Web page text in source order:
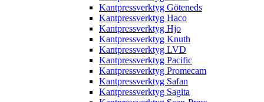
Kantpressverktyg Göteneds
Kantpressverktyg Haco
Kantpressverktyg Hjo
Kantpressverktyg Knuth
Kantpressverktyg LVD
Kantpressverktyg Pacific
Kantpressverktyg Promecam
Kantpressverktyg Safan
Kantpressverktyg Sagita